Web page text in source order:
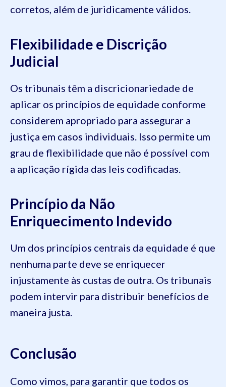
corretos, além de juridicamente válidos.
Flexibilidade e Discrição
Judicial
Os tribunais têm a discricionariedade de
aplicar os princípios de equidade conforme
considerem apropriado para assegurar a
justiça em casos individuais. Isso permite um
grau de flexibilidade que não é possível com
a aplicação rígida das leis codificadas.
Princípio da Não
Enriquecimento Indevido
Um dos princípios centrais da equidade é que
nenhuma parte deve se enriquecer
injustamente às custas de outra. Os tribunais
podem intervir para distribuir benefícios de
maneira justa.
Conclusão
Como vimos, para garantir que todos os